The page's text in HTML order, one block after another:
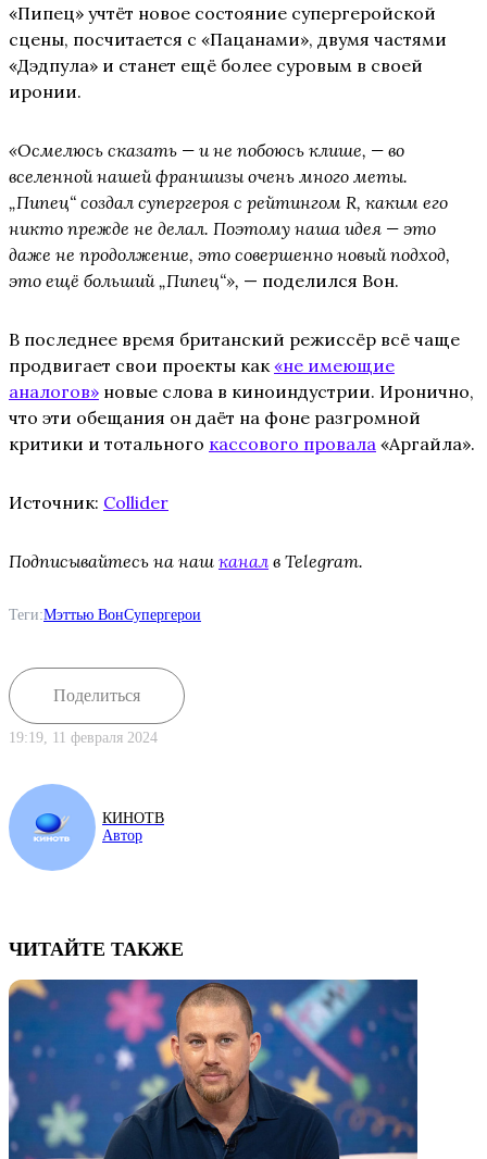
«Пипец» учтёт новое состояние супергеройской
сцены, посчитается с «Пацанами», двумя частями
«Дэдпула» и станет ещё более суровым в своей
иронии.
«Осмелюсь сказать — и не побоюсь клише, — во
вселенной нашей франшизы очень много меты.
„Пипец“ создал супергероя с рейтингом R, каким его
никто прежде не делал. Поэтому наша идея — это
даже не продолжение, это совершенно новый подход,
это ещё больший „Пипец“», — поделился Вон.
В последнее время британский режиссёр всё чаще
продвигает свои проекты как«не имеющие
аналогов» новые слова в киноиндустрии. Иронично,
что эти обещания он даёт на фоне разгромной
критики и тотального кассового провала «Аргайла».
Источник: Collider
Подписывайтесь на наш канал в Telegram.
Теги:Мэттью ВонСупергерои
Поделиться
19:19, 11 февраля 2024
КИНОТВ
Автор
ЧИТАЙТЕ ТАКЖЕ